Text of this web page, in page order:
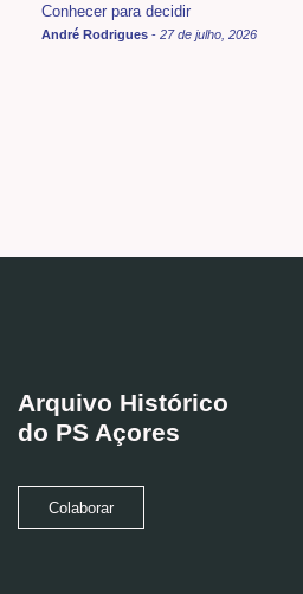
Conhecer para decidir
André Rodrigues - 27 de julho, 2026
Arquivo Histórico
do PS Açores
Colaborar